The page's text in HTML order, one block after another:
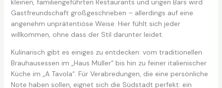
kleinen, familiengeführten Restaurants und urigen Bars wird
Gastfreundschaft großgeschrieben – allerdings auf eine
angenehm unprätentiöse Weise. Hier fühlt sich jeder
willkommen, ohne dass der Stil darunter leidet.
Kulinarisch gibt es einiges zu entdecken: vom traditionellen
Brauhausessen im „Haus Müller“ bis hin zu feiner italienischer
Küche im „A Tavola“. Für Verabredungen, die eine persönliche
Note haben sollen, eignet sich die Südstadt perfekt: ein